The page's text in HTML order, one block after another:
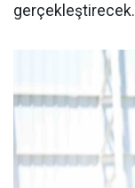
gerçekleştirecek.